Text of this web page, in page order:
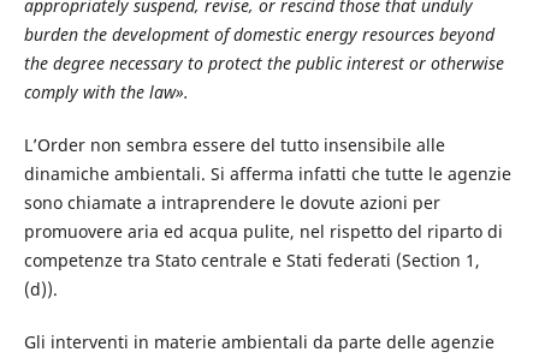
appropriately suspend, revise, or rescind those that unduly
burden the development of domestic energy resources beyond
the degree necessary to protect the public interest or otherwise
comply with the law».
L’Order non sembra essere del tutto insensibile alle
dinamiche ambientali. Si afferma infatti che tutte le agenzie
sono chiamate a intraprendere le dovute azioni per
promuovere aria ed acqua pulite, nel rispetto del riparto di
competenze tra Stato centrale e Stati federati (Section 1,
(d)).
Gli interventi in materie ambientali da parte delle agenzie